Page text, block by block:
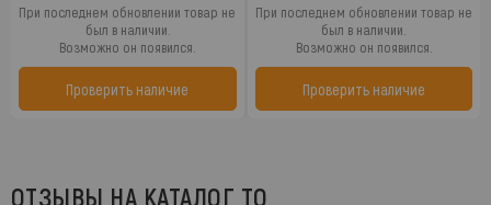
При последнем обновлении товар не
был в наличии.
Возможно он появился.
Проверить наличие
При последнем обновлении товар не
был в наличии.
Возможно он появился.
Проверить наличие
ОТЗЫВЫ НА КАТАЛОГ ТО